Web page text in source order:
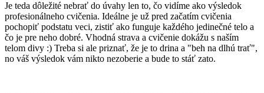
Je teda dôležité nebrať do úvahy len to, čo vidíme ako výsledok
profesionálneho cvičenia. Ideálne je už pred začatím cvičenia
pochopiť podstatu veci, zistiť ako funguje každého jedinečné telo a
čo je pre neho dobré. Vhodná strava a cvičenie dokážu s naším
telom divy :) Treba si ale priznať, že je to drina a "beh na dlhú trať",
no váš výsledok vám nikto nezoberie a bude to stáť zato.